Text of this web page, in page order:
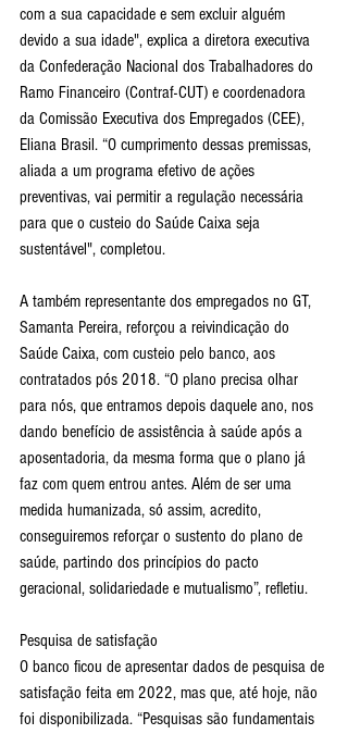
com a sua capacidade e sem excluir alguém
devido a sua idade", explica a diretora executiva
da Confederação Nacional dos Trabalhadores do
Ramo Financeiro (Contraf-CUT) e coordenadora
da Comissão Executiva dos Empregados (CEE),
Eliana Brasil. “O cumprimento dessas premissas,
aliada a um programa efetivo de ações
preventivas, vai permitir a regulação necessária
para que o custeio do Saúde Caixa seja
sustentável", completou.
A também representante dos empregados no GT,
Samanta Pereira, reforçou a reivindicação do
Saúde Caixa, com custeio pelo banco, aos
contratados pós 2018. “O plano precisa olhar
para nós, que entramos depois daquele ano, nos
dando benefício de assistência à saúde após a
aposentadoria, da mesma forma que o plano já
faz com quem entrou antes. Além de ser uma
medida humanizada, só assim, acredito,
conseguiremos reforçar o sustento do plano de
saúde, partindo dos princípios do pacto
geracional, solidariedade e mutualismo”, refletiu.
Pesquisa de satisfação
O banco ficou de apresentar dados de pesquisa de
satisfação feita em 2022, mas que, até hoje, não
foi disponibilizada. “Pesquisas são fundamentais